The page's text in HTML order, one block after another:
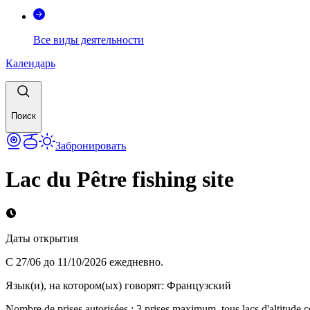
Все виды деятельности
Календарь
Поиск
Забронировать
Lac du Pêtre fishing site
Даты открытия
С 27/06 до 11/10/2026 ежедневно.
Язык(и), на котором(ых) говорят: Французский